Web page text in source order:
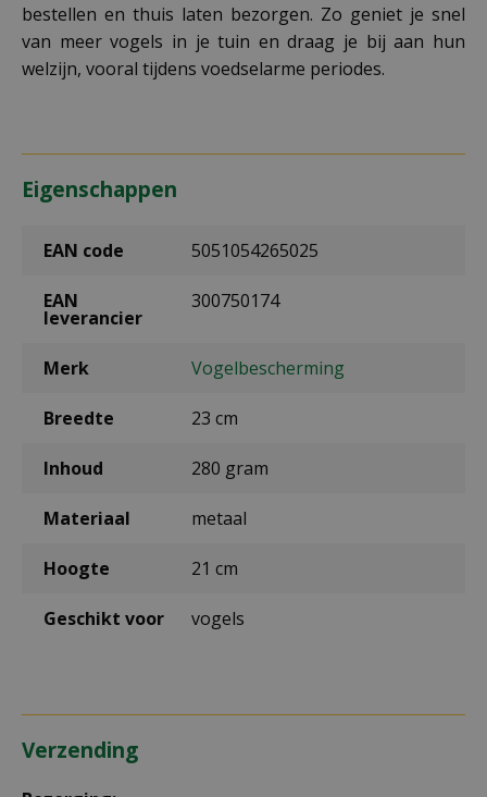
bestellen en thuis laten bezorgen. Zo geniet je snel
van meer vogels in je tuin en draag je bij aan hun
welzijn, vooral tijdens voedselarme periodes.
Eigenschappen
EAN code 5051054265025
EAN
leverancier
300750174
Merk Vogelbescherming
Breedte 23 cm
Inhoud 280 gram
Materiaal metaal
Hoogte 21 cm
Geschikt voor vogels
Verzending